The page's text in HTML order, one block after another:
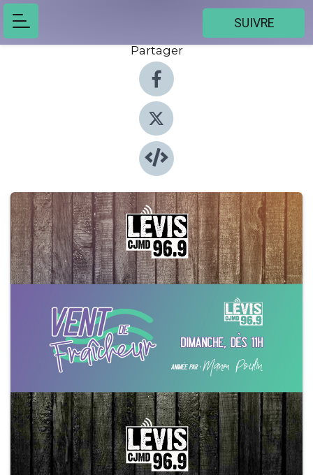
SUIVRE
Partager